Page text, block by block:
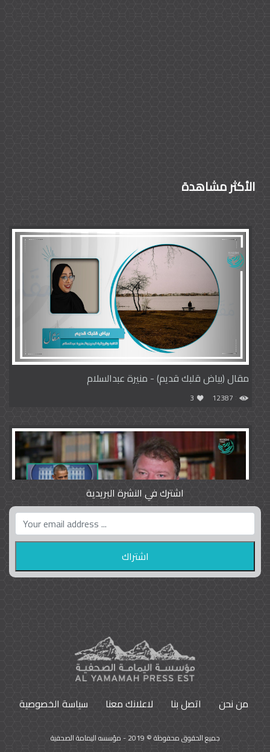
الأكثر مشاهدة
مقال (بياض قلبك قديم) - منيرة عبدالسلام
12387
3
واشنطن بوست واللوبي المزدوج
9801
اشترك في النشرة البريدية
من نحن اتصل بنا لاعلانك معنا سياسة الخصوصية
جميع الحقوق محفوظة © 2019 - مؤسسه اليمامة الصحفية